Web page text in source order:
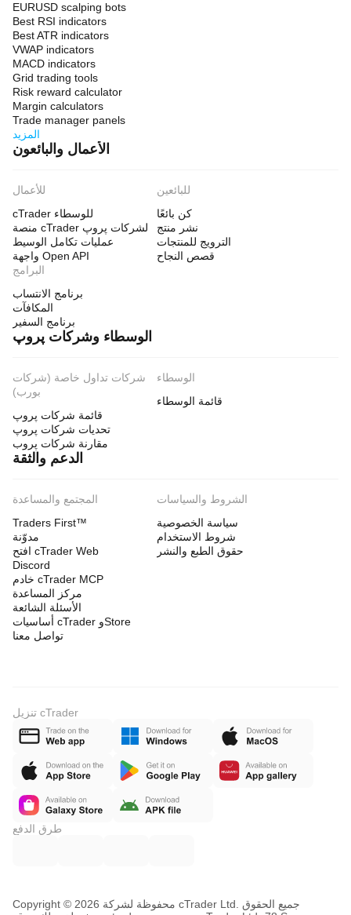
EURUSD scalping bots
Best RSI indicators
Best ATR indicators
VWAP indicators
MACD indicators
Grid trading tools
Risk reward calculator
Margin calculators
Trade manager panels
المزيد
الأعمال والبائعون
للأعمال
cTrader للوسطاء
منصة cTrader لشركات پروپ
عمليات تكامل الوسيط
واجهة Open API
للبائعين
كن بائعًا
نشر منتج
الترويج للمنتجات
قصص النجاح
البرامج
برنامج الانتساب
المكافآت
برنامج السفير
الوسطاء وشركات پروپ
شركات تداول خاصة (شركات
بورب)
قائمة شركات پروپ
تحديات شركات پروپ
مقارنة شركات پروب
الوسطاء
قائمة الوسطاء
الدعم والثقة
المجتمع والمساعدة
Traders First™
مدوّنة
افتح cTrader Web
Discord
خادم cTrader MCP
مركز المساعدة
الأسئلة الشائعة
أساسيات cTrader وStore
تواصل معنا
الشروط والسياسات
سياسة الخصوصية
شروط الاستخدام
حقوق الطبع والنشر
تنزيل cTrader
طرق الدفع
Copyright © محفوظة لشركة 2026 cTrader Ltd. جميع الحقوق